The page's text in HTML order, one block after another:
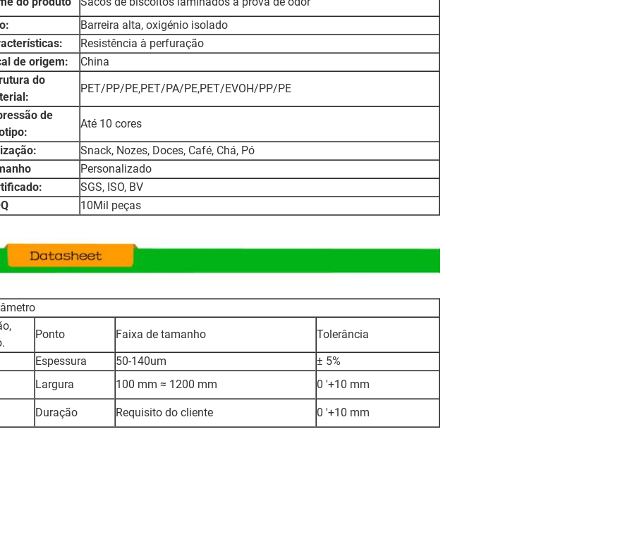
Barreira alta, oxigénio isolado
Resistência à perfuração
de origem:
China
do
PET/PP/PE,PET/PA/PE,PET/EVOH/PP/PE
de
Até 10 cores
Snack, Nozes, Doces, Café, Chá, Pó
Personalizado
SGS, ISO, BV
10Mil peças
Ponto Faixa de tamanho
Tolerância
Espessura 50-140um
± 5%
Largura 100 mm ≈ 1200 mm 0 ′+10 mm
Duração Requisito do cliente 0 ′+10 mm